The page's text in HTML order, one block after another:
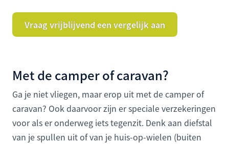
Vraag vrijblijvend een vergelijk aan
Met de camper of caravan?
Ga je niet vliegen, maar erop uit met de camper of
caravan? Ook daarvoor zijn er speciale verzekeringen
voor als er onderweg iets tegenzit. Denk aan diefstal
van je spullen uit of van je huis-op-wielen (buiten